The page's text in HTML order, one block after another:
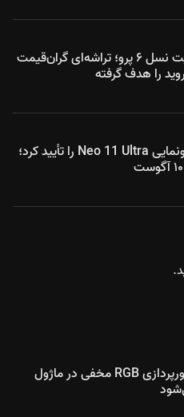
اسنپدراگون ۸ الیت نسل ۶ پرو؛ تراشه‌ای گران‌قیمت
را هدف گرفته
آیکو نام و زمان رونمایی Neo 11 Ultra را تأیید کرد؛
.
پیکسل ۱۱ پرو با نورپردازی RGB مخفی در ماژول